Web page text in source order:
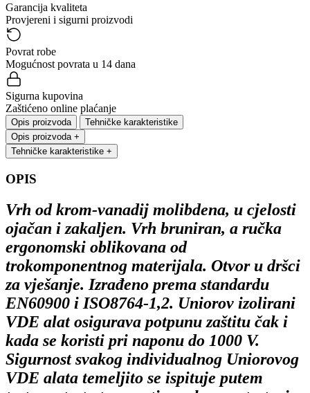
Garancija kvaliteta
Provjereni i sigurni proizvodi
Povrat robe
Mogućnost povrata u 14 dana
Sigurna kupovina
Zaštićeno online plaćanje
Opis proizvoda
Tehničke karakteristike
Opis proizvoda +
Tehničke karakteristike +
OPIS
Vrh od krom-vanadij molibdena, u cjelosti
ojačan i zakaljen. Vrh bruniran, a ručka
ergonomski oblikovana od
trokomponentnog materijala. Otvor u dršci
za vješanje. Izrađeno prema standardu
EN60900 i ISO8764-1,2. Uniorov izolirani
VDE alat osigurava potpunu zaštitu čak i
kada se koristi pri naponu do 1000 V.
Sigurnost svakog individualnog Uniorovog
VDE alata temeljito se ispituje putem